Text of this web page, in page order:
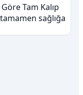
Tam Kalıp
sağlığa